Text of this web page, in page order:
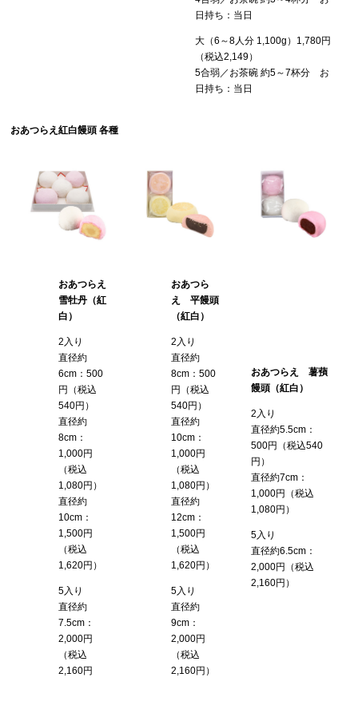
日持ち：当日
大（6～8人分 1,100g）1,780円
（税込2,149）
5合弱／お茶碗 約5～7杯分 お
日持ち：当日
おあつらえ紅白饅頭 各種
おあつらえ
雪牡丹（紅
白）
2入り
直径約
6cm：500
円（税込
540円）
直径約
8cm：
1,000円
（税込
1,080円）
直径約
10cm：
1,500円
（税込
1,620円）
5入り
直径約
7.5cm：
2,000円
（税込
2,160円
おあつら
え 平饅頭
（紅白）
2入り
直径約
8cm：500
円（税込
540円）
直径約
10cm：
1,000円
（税込
1,080円）
直径約
12cm：
1,500円
（税込
1,620円）
5入り
直径約
9cm：
2,000円
（税込
2,160円）
おあつらえ 薯蕷
饅頭（紅白）
2入り
直径約5.5cm：
500円（税込540
円）
直径約7cm：
1,000円（税込
1,080円）
5入り
直径約6.5cm：
2,000円（税込
2,160円）